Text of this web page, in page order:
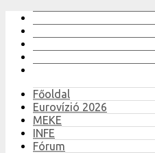
Főoldal
Eurovízió 2026
MEKE
INFE
Fórum